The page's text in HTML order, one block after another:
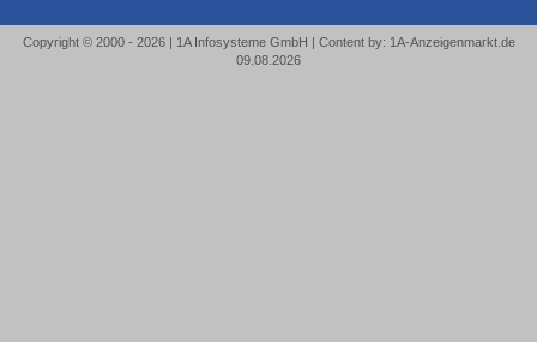
Copyright © 2000 - 2026 | 1A Infosysteme GmbH | Content by: 1A-Anzeigenmarkt.de
09.08.2026